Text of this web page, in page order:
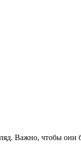
Важно, чтобы они